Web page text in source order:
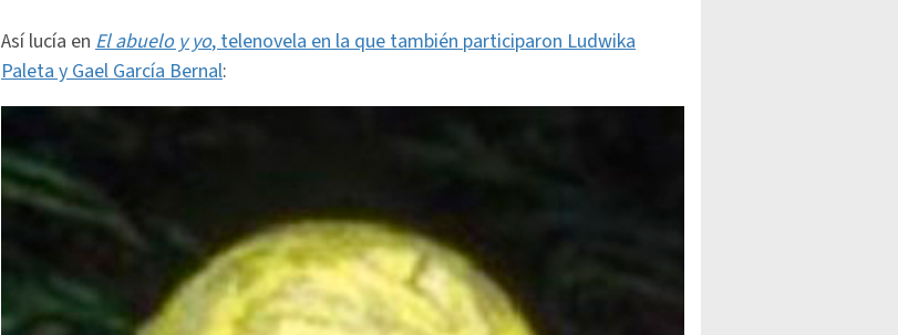
Así lucía en El abuelo y yo, telenovela en la que también participaron Ludwika
Paleta y Gael García Bernal: